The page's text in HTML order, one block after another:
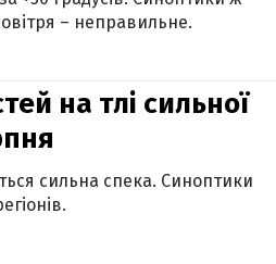
– неправильне.
на тлі сильної
сильна спека. Синоптики